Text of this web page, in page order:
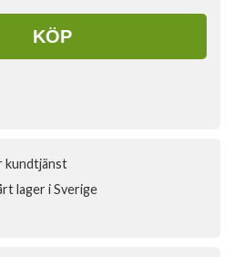
KÖP
kundtjänst
lager i Sverige